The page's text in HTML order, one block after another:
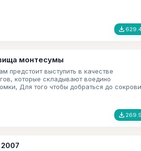
file_download
монтесумы
предстоит выступить в качестве
которые складывают воедино
Для того чтобы добраться до
file_download